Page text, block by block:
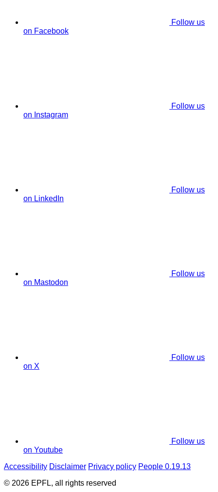
Follow us
on Facebook
Follow us
on Instagram
Follow us
on LinkedIn
Follow us
on Mastodon
Follow us
on X
Follow us
on Youtube
Accessibility Disclaimer Privacy policy People 0.19.13
© 2026 EPFL, all rights reserved